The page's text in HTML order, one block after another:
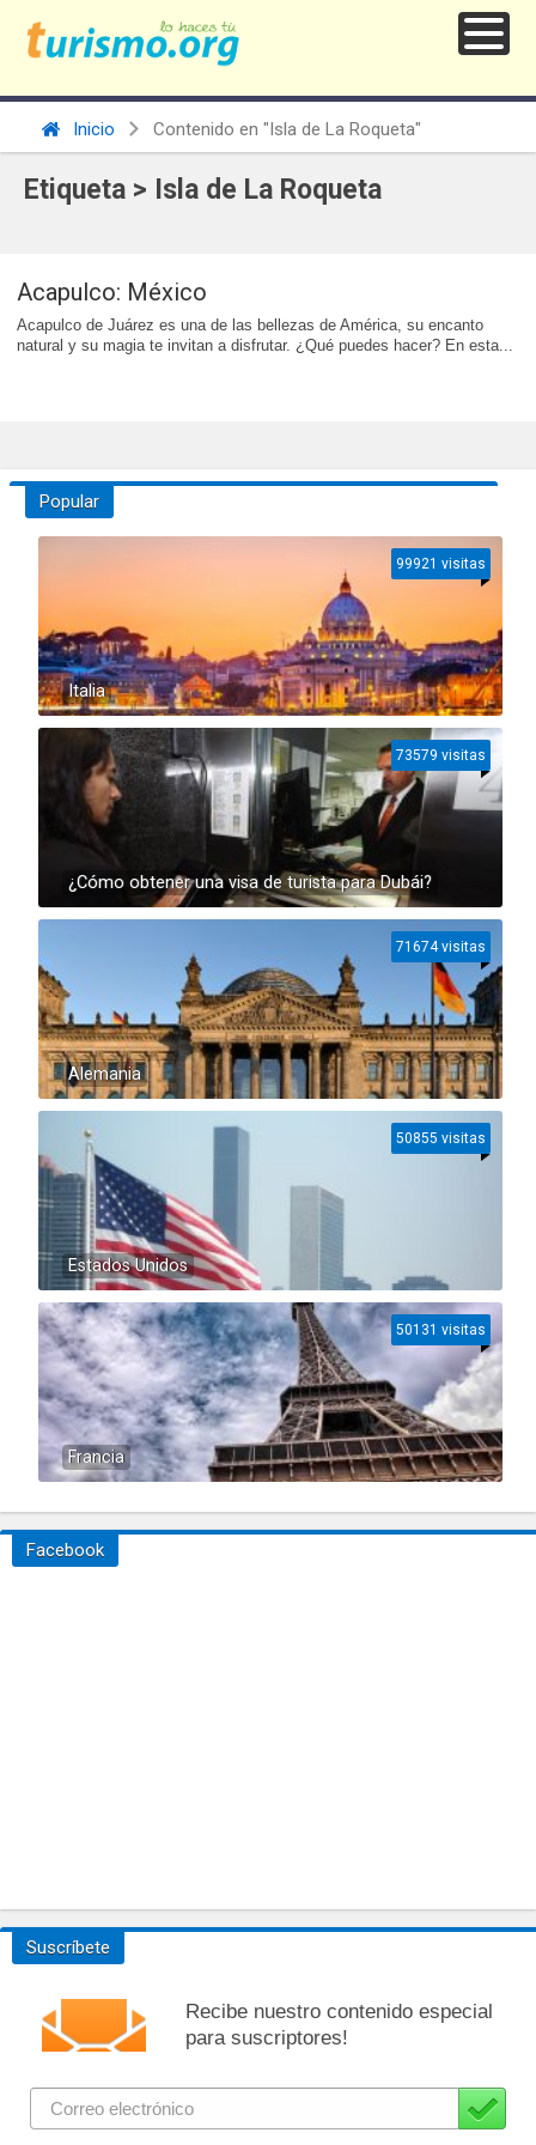
Inicio Contenido en "Isla de La Roqueta"
Etiqueta > Isla de La Roqueta
Acapulco: México
Acapulco de Juárez es una de las bellezas de América, su encanto
natural y su magia te invitan a disfrutar. ¿Qué puedes hacer? En esta...
Popular
Italia
99921 visitas
¿Cómo obtener una visa de turista para Dubái?
73579 visitas
Alemania
71674 visitas
Estados Unidos
50855 visitas
Francia
50131 visitas
Facebook
Suscríbete
Recibe nuestro contenido especial
para suscriptores!